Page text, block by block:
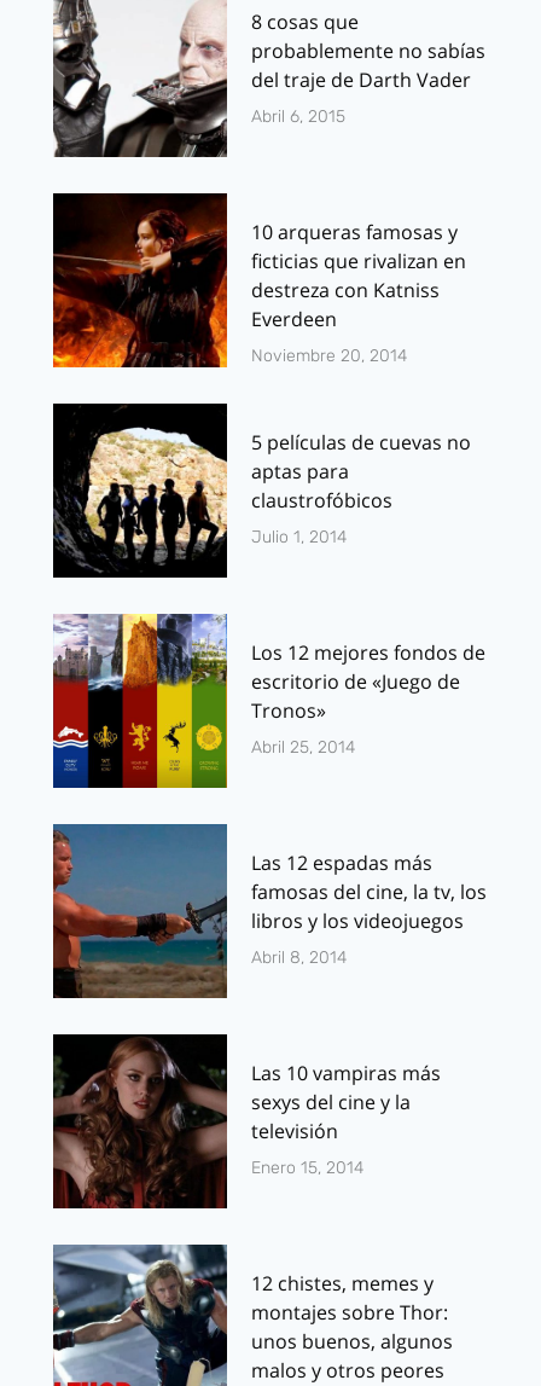
8 cosas que
probablemente no sabías
del traje de Darth Vader
Abril 6, 2015
10 arqueras famosas y
ficticias que rivalizan en
destreza con Katniss
Everdeen
Noviembre 20, 2014
5 películas de cuevas no
aptas para
claustrofóbicos
Julio 1, 2014
Los 12 mejores fondos de
escritorio de «Juego de
Tronos»
Abril 25, 2014
Las 12 espadas más
famosas del cine, la tv, los
libros y los videojuegos
Abril 8, 2014
Las 10 vampiras más
sexys del cine y la
televisión
Enero 15, 2014
12 chistes, memes y
montajes sobre Thor:
unos buenos, algunos
malos y otros peores